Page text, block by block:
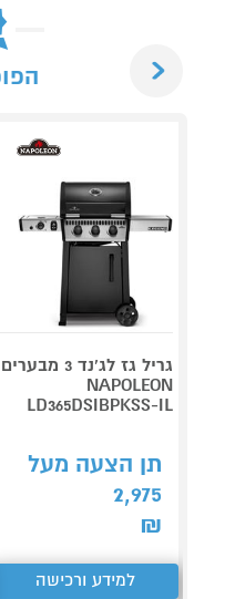
גריל גז לג'נד 3 מבערים
NAPOLEON
LD365DSIBPKSS-IL
תן הצעה מעל
2,975
₪
למידע ורכישה